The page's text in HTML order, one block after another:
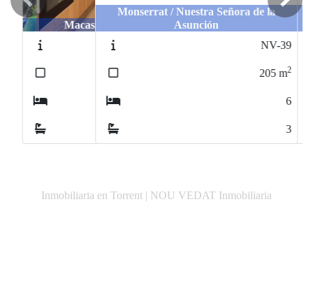
Monserrat / Nuestra Señora de la
Asunción
Previous Next
Inmobiliaria en Torrent | NOU VEDAT Inmobiliaria